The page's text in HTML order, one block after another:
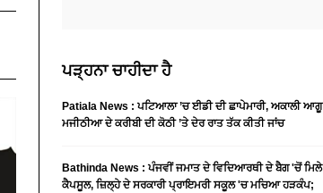
ਪੜ੍ਹਨਾ ਚਾਹੀਦਾ ਹੈ
Patiala News : ਪਟਿਆਲਾ ’ਚ ਈਡੀ ਦੀ ਛਾਪੇਮਾਰੀ, ਅਕਾਲੀ ਆਗੂ
ਮਜੀਠੀਆ ਦੇ ਕਰੀਬੀ ਦੀ ਕੋਠੀ ’ਤੇ ਦੇਰ ਰਾਤ ਤੱਕ ਕੀਤੀ ਜਾਂਚ
Bathinda News : ਪੰਜਵੀਂ ਜਮਾਤ ਦੇ ਵਿਦਿਆਰਥੀ ਦੇ ਬੈਗ 'ਚੋਂ ਮਿਲੇ
ਕੈਪਸੂਲ, ਜ਼ਿਲ੍ਹੇ ਦੇ ਸਰਕਾਰੀ ਪ੍ਰਾਇਮਰੀ ਸਕੂਲ 'ਚ ਮਚਿਆ ਹੜਕੰਪ;